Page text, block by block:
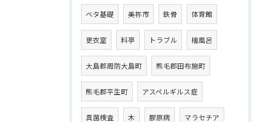
ベタ基礎 美祢市 鉄骨 体育館
更衣室 料亭 トラブル 檜風呂
大島郡周防大島町 熊毛郡田布施町
熊毛郡平生町 アスペルギルス症
真菌検査 木 膠原病 マラセチア